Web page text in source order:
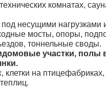
комнатах,
под несущими нагрузками
мосты, опоры,
тоннельные своды.
участки, полы
клетки на птицефабриках,